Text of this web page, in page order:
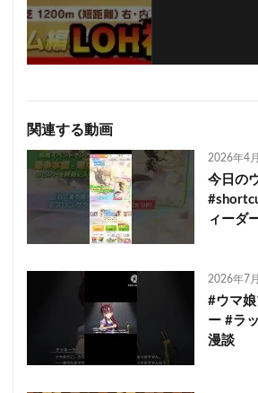
関連する動画
2026年4
今日の
ィーダ
2026年7
#ウマ
ー #ラ
漫談